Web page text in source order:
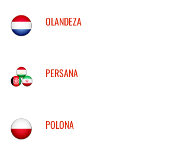
OLANDEZA
PERSANA
POLONA